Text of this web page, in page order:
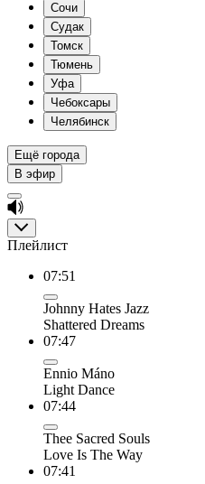
Сочи
Судак
Томск
Тюмень
Уфа
Чебоксары
Челябинск
Ещё города
В эфир
Плейлист
07:51
Johnny Hates Jazz
Shattered Dreams
07:47
Ennio Máno
Light Dance
07:44
Thee Sacred Souls
Love Is The Way
07:41